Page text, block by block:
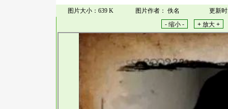
图片大小：639 K 图片作者： 佚名 更新时